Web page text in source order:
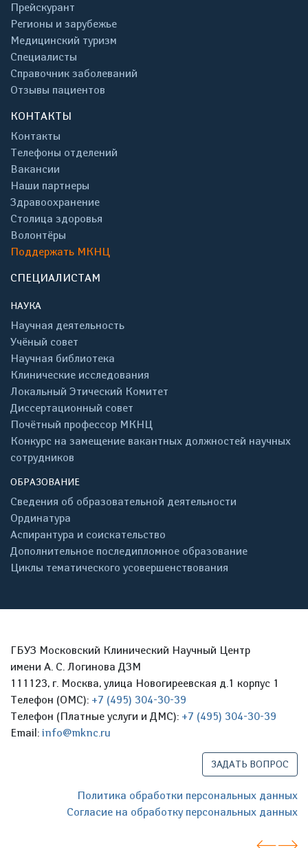
Прейскурант
Регионы и зарубежье
Медицинский туризм
Специалисты
Справочник заболеваний
Отзывы пациентов
КОНТАКТЫ
Контакты
Телефоны отделений
Вакансии
Наши партнеры
Здравоохранение
Столица здоровья
Волонтёры
Поддержать МКНЦ
СПЕЦИАЛИСТАМ
НАУКА
Научная деятельность
Учёный совет
Научная библиотека
Клинические исследования
Локальный Этический Комитет
Диссертационный совет
Почётный профессор МКНЦ
Конкурс на замещение вакантных должностей научных
сотрудников
ОБРАЗОВАНИЕ
Сведения об образовательной деятельности
Ординатура
Аспирантура и соискательство
Дополнительное последипломное образование
Циклы тематического усовершенствования
ГБУЗ Московский Клинический Научный Центр
имени А. С. Логинова ДЗМ
111123, г. Москва, улица Новогиреевская д.1 корпус 1
Телефон (ОМС): +7 (495) 304-30-39
Телефон (Платные услуги и ДМС): +7 (495) 304-30-39
Email: info@mknc.ru
ЗАДАТЬ ВОПРОС
Политика обработки персональных данных
Согласие на обработку персональных данных